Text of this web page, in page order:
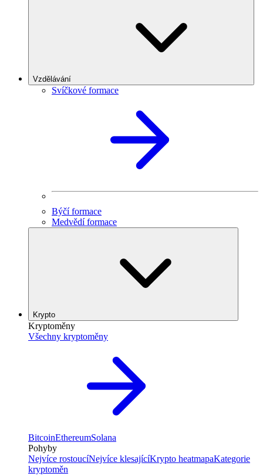
Vzdělávání
Svíčkové formace
Býčí formace
Medvědí formace
Krypto
Kryptoměny
Všechny kryptoměny
BitcoinEthereumSolana
Pohyby
Nejvíce rostoucíNejvíce klesajícíKrypto heatmapaKategorie
kryptoměn